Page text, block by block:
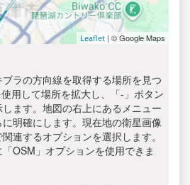
Leaflet | © Google Maps
ラの方向線を取得する場所を見つ
用して場所を拡大し、「-」ボタン
ます。地図の右上にあるメニュー
明確にします。現在地の衛星画像
連するオプションを選択します。
OSM」オプションを使用できま